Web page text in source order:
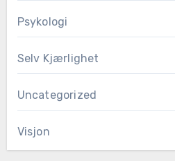
Psykologi
Selv Kjærlighet
Uncategorized
Visjon